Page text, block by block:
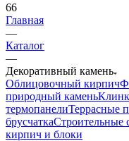
66
Главная
—
Каталог
—
Декоративный камень
Облицовочный кирпич
природный камень
термопанелиТеррасные
брусчаткаСтроительные
кирпич и блоки